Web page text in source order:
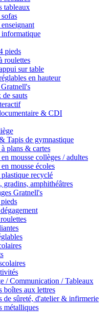
tableaux
pieds
roulettes
sur table
en hauteur
sauts
& CDI
Tapis de gymnastique
plans & cartes
mousse collèges / adultes
mousse écoles
recyclé
gradins, amphithéâtres
Gratnell's
/ Communication / Tableaux
boîtes aux lettres
de sûreté, d'atelier & infirmerie
métalliques